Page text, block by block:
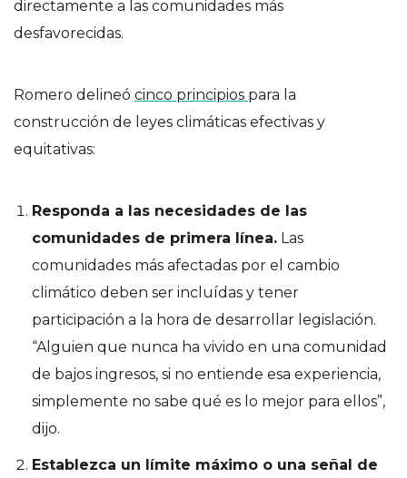
directamente a las comunidades más
desfavorecidas.
Romero delineó cinco principios para la
construcción de leyes climáticas efectivas y
equitativas:
Responda a las necesidades de las
comunidades de primera línea. Las
comunidades más afectadas por el cambio
climático deben ser incluídas y tener
participación a la hora de desarrollar legislación.
“Alguien que nunca ha vivido en una comunidad
de bajos ingresos, si no entiende esa experiencia,
simplemente no sabe qué es lo mejor para ellos”,
dijo.
Establezca un límite máximo o una señal de